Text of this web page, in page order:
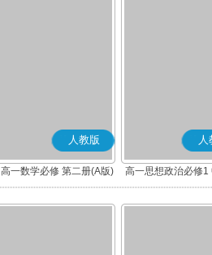
人教版
高一数学必修 第二册(A版)
人
高一思想政治必修1
社会主义(部